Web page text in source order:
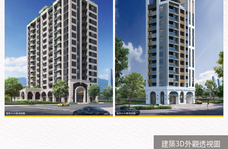
建築3D外觀透視圖